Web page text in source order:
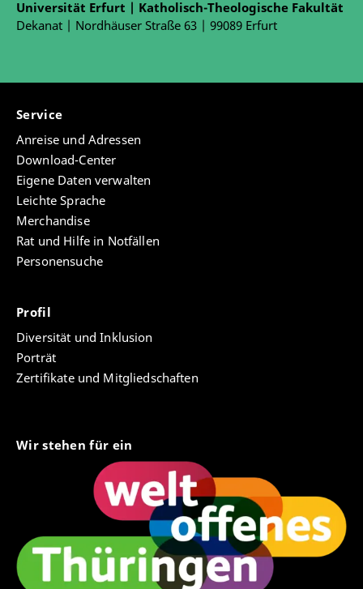
Universität Erfurt | Katholisch-Theologische Fakultät
Dekanat | Nordhäuser Straße 63 | 99089 Erfurt
Service
Anreise und Adressen
Download-Center
Eigene Daten verwalten
Leichte Sprache
Merchandise
Rat und Hilfe in Notfällen
Personensuche
Profil
Diversität und Inklusion
Porträt
Zertifikate und Mitgliedschaften
Wir stehen für ein